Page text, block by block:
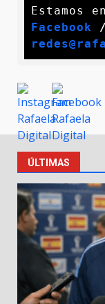
Facebook
ÚLTIMAS